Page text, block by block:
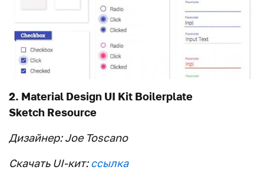
2. Material Design UI Kit Boilerplate
Sketch Resource
Дизайнер: Joe Toscano
Скачать UI-кит:ссылка